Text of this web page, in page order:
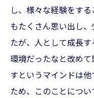
し、様々な経験をす
もたくさん思い出し
たが、人として成長
環境だったなと改めて
すというマインドは
ため、このことについ